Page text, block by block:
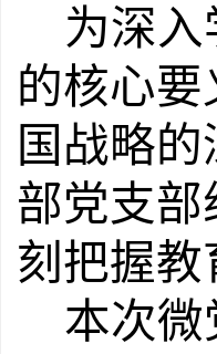
为深
的核心
国战略
部党支部
刻把握教
本次